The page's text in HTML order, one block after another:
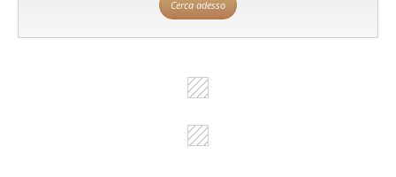
Cerca adesso